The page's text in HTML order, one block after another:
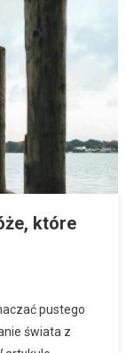
które
pustego
świata z